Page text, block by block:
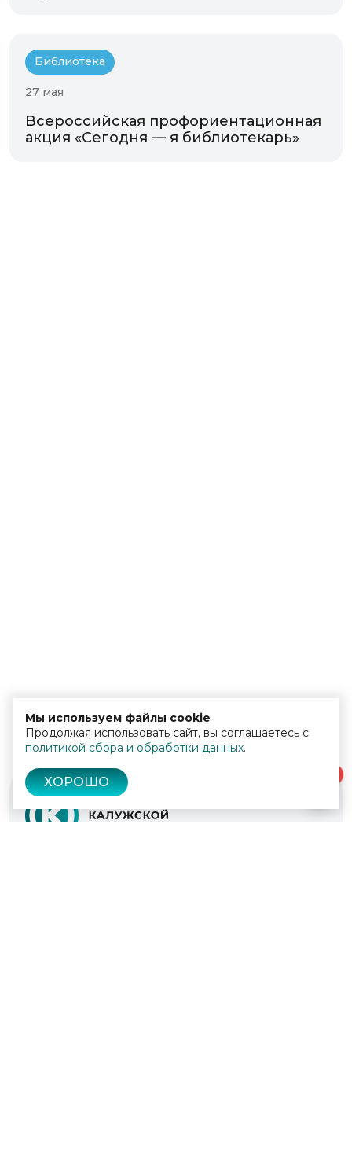
Библиотека
27 мая
Всероссийская профориентационная
акция «Сегодня — я библиотекарь»
Мы используем файлы cookie
Продолжая использовать сайт, вы соглашаетесь с
политикой сбора и обработки данных.
ХОРОШО